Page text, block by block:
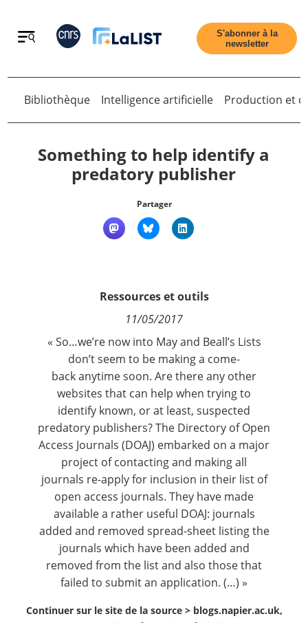
Retour
Nous suivre
S'abonner à la
newsletter
Retour
Bibliothèque Intelligence artificielle Production et
Something to help identify a
predatory publisher
Partager
Ressources et outils
11/05/2017
« So…we’re now into May and Beall’s Lists
don’t seem to be making a come-
back anytime soon. Are there any other
websites that can help when trying to
identify known, or at least, suspected
predatory publishers? The Directory of Open
Access Journals (DOAJ) embarked on a major
project of contacting and making all
journals re-apply for inclusion in their list of
open access journals. They have made
available a rather useful DOAJ: journals
added and removed spread-sheet listing the
journals which have been added and
removed from the list and also those that
failed to submit an application. (…) »
Continuer sur le site de la source > blogs.napier.ac.uk,